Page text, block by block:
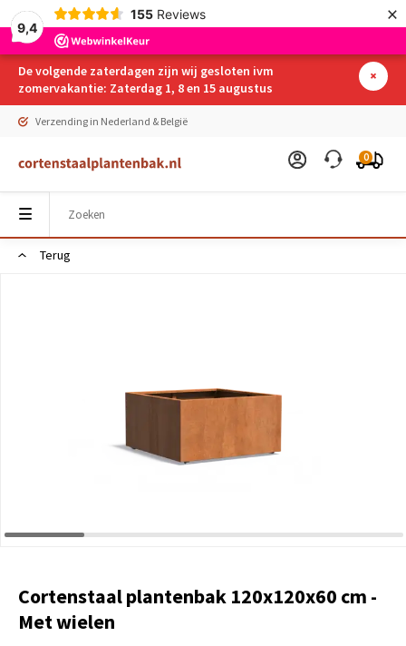
9,4
155 Reviews ×
De volgende zaterdagen zijn wij gesloten ivm
zomervakantie: Zaterdag 1, 8 en 15 augustus
Verzending in Nederland & België
0
Terug
Cortenstaal plantenbak 120x120x60 cm -
Met wielen